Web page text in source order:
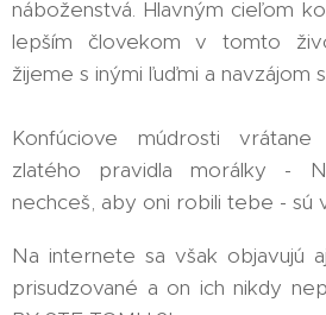
náboženstvá. Hlavným cieľom
lepším človekom v tomto
žijeme s inými ľuďmi a navzájom
Konfúciove múdrosti
zlatého pravidla morálky -
nechceš, aby oni robili tebe - sú
Na internete sa však objavujú
prisudzované a on ich nikdy